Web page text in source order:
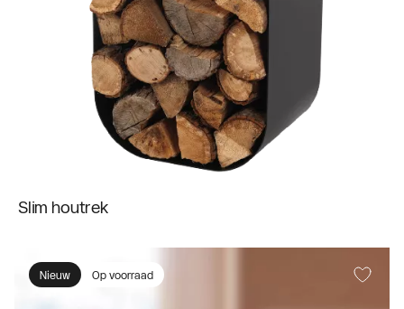
Slim houtrek
Nieuw Op voorraad